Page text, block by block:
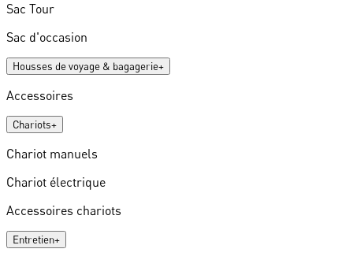
Sac Tour
Sac d'occasion
Housses de voyage & bagagerie+
Accessoires
Chariots+
Chariot manuels
Chariot électrique
Accessoires chariots
Entretien+